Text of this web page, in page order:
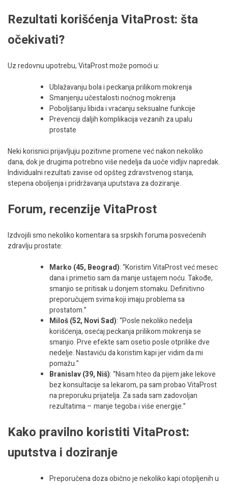
Rezultati korišćenja VitaProst: šta
očekivati?
Uz redovnu upotrebu, VitaProst može pomoći u:
Ublažavanju bola i peckanja prilikom mokrenja
Smanjenju učestalosti noćnog mokrenja
Poboljšanju libida i vraćanju seksualne funkcije
Prevenciji daljih komplikacija vezanih za upalu
prostate
Neki korisnici prijavljuju pozitivne promene već nakon nekoliko
dana, dok je drugima potrebno više nedelja da uoče vidljiv napredak.
Individualni rezultati zavise od opšteg zdravstvenog stanja,
stepena oboljenja i pridržavanja uputstava za doziranje.
Forum, recenzije VitaProst
Izdvojili smo nekoliko komentara sa srpskih foruma posvećenih
zdravlju prostate:
Marko (45, Beograd): “Koristim VitaProst već mesec
dana i primetio sam da manje ustajem noću. Takođe,
smanjio se pritisak u donjem stomaku. Definitivno
preporučujem svima koji imaju problema sa
prostatom.”
Miloš (52, Novi Sad): “Posle nekoliko nedelja
korišćenja, osećaj peckanja prilikom mokrenja se
smanjio. Prve efekte sam osetio posle otprilike dve
nedelje. Nastaviću da koristim kapi jer vidim da mi
pomažu.”
Branislav (39, Niš): “Nisam hteo da pijem jake lekove
bez konsultacije sa lekarom, pa sam probao VitaProst
na preporuku prijatelja. Za sada sam zadovoljan
rezultatima – manje tegoba i više energije.”
Kako pravilno koristiti VitaProst:
uputstva i doziranje
Preporučena doza obično je nekoliko kapi otopljenih u